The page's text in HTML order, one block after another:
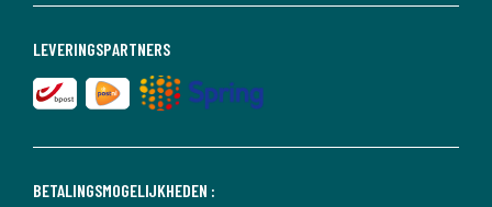
BETALINGSMOGELIJKHEDEN :
LEVERINGSPARTNERS